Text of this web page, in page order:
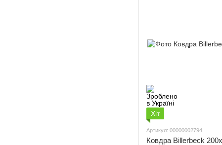
Хіт
Артикул: 00000002794
Ковдра Billerbeck